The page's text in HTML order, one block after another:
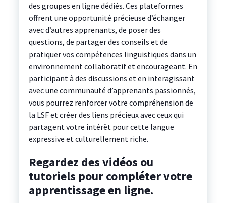
des groupes en ligne dédiés. Ces plateformes
offrent une opportunité précieuse d’échanger
avec d’autres apprenants, de poser des
questions, de partager des conseils et de
pratiquer vos compétences linguistiques dans un
environnement collaboratif et encourageant. En
participant à des discussions et en interagissant
avec une communauté d’apprenants passionnés,
vous pourrez renforcer votre compréhension de
la LSF et créer des liens précieux avec ceux qui
partagent votre intérêt pour cette langue
expressive et culturellement riche.
Regardez des vidéos ou
tutoriels pour compléter votre
apprentissage en ligne.